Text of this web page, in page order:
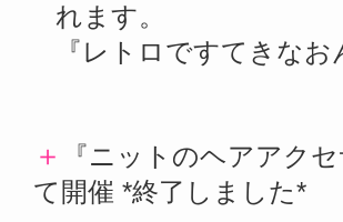
れます。
『レトロですてきなお
＋
『ニットのヘアアク
て開催 *終了しました*